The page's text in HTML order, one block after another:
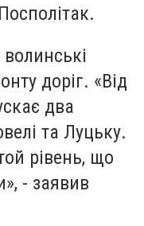
.
доріг. «Від
два
та Луцьку.
рівень, що
- заявив